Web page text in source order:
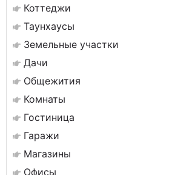
Коттеджи
Таунхаусы
Земельные участки
Дачи
Общежития
Комнаты
Гостиница
Гаражи
Магазины
Офисы